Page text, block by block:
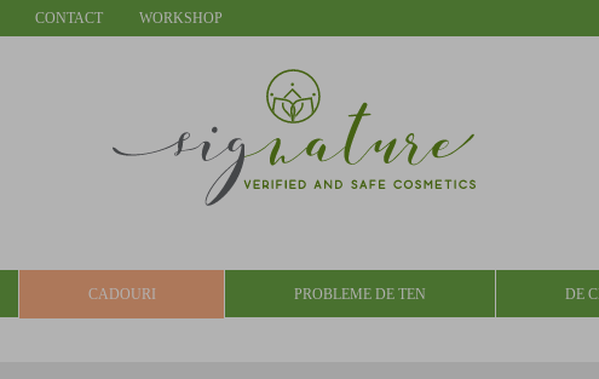
CONTACT WORKSHOP
CADOURI PROBLEME DE TEN DE